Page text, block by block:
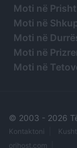
Moti në
Moti në
Moti në
Moti në
Moti në
© 2003 - 2026
Kontaktoni
orihost.com